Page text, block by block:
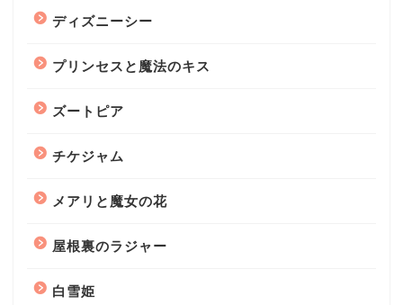
ディズニーシー
プリンセスと魔法のキス
ズートピア
チケジャム
メアリと魔女の花
屋根裏のラジャー
白雪姫